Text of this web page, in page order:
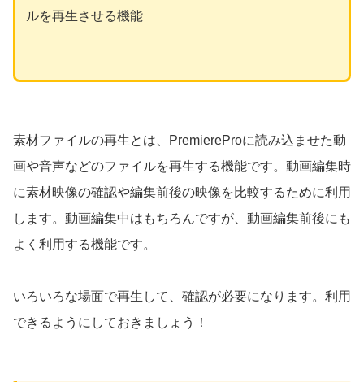
ルを再生させる機能
素材ファイルの再生とは、PremiereProに読み込ませた動
画や音声などのファイルを再生する機能です。動画編集時
に素材映像の確認や編集前後の映像を比較するために利用
します。動画編集中はもちろんですが、動画編集前後にも
よく利用する機能です。
いろいろな場面で再生して、確認が必要になります。利用
できるようにしておきましょう！